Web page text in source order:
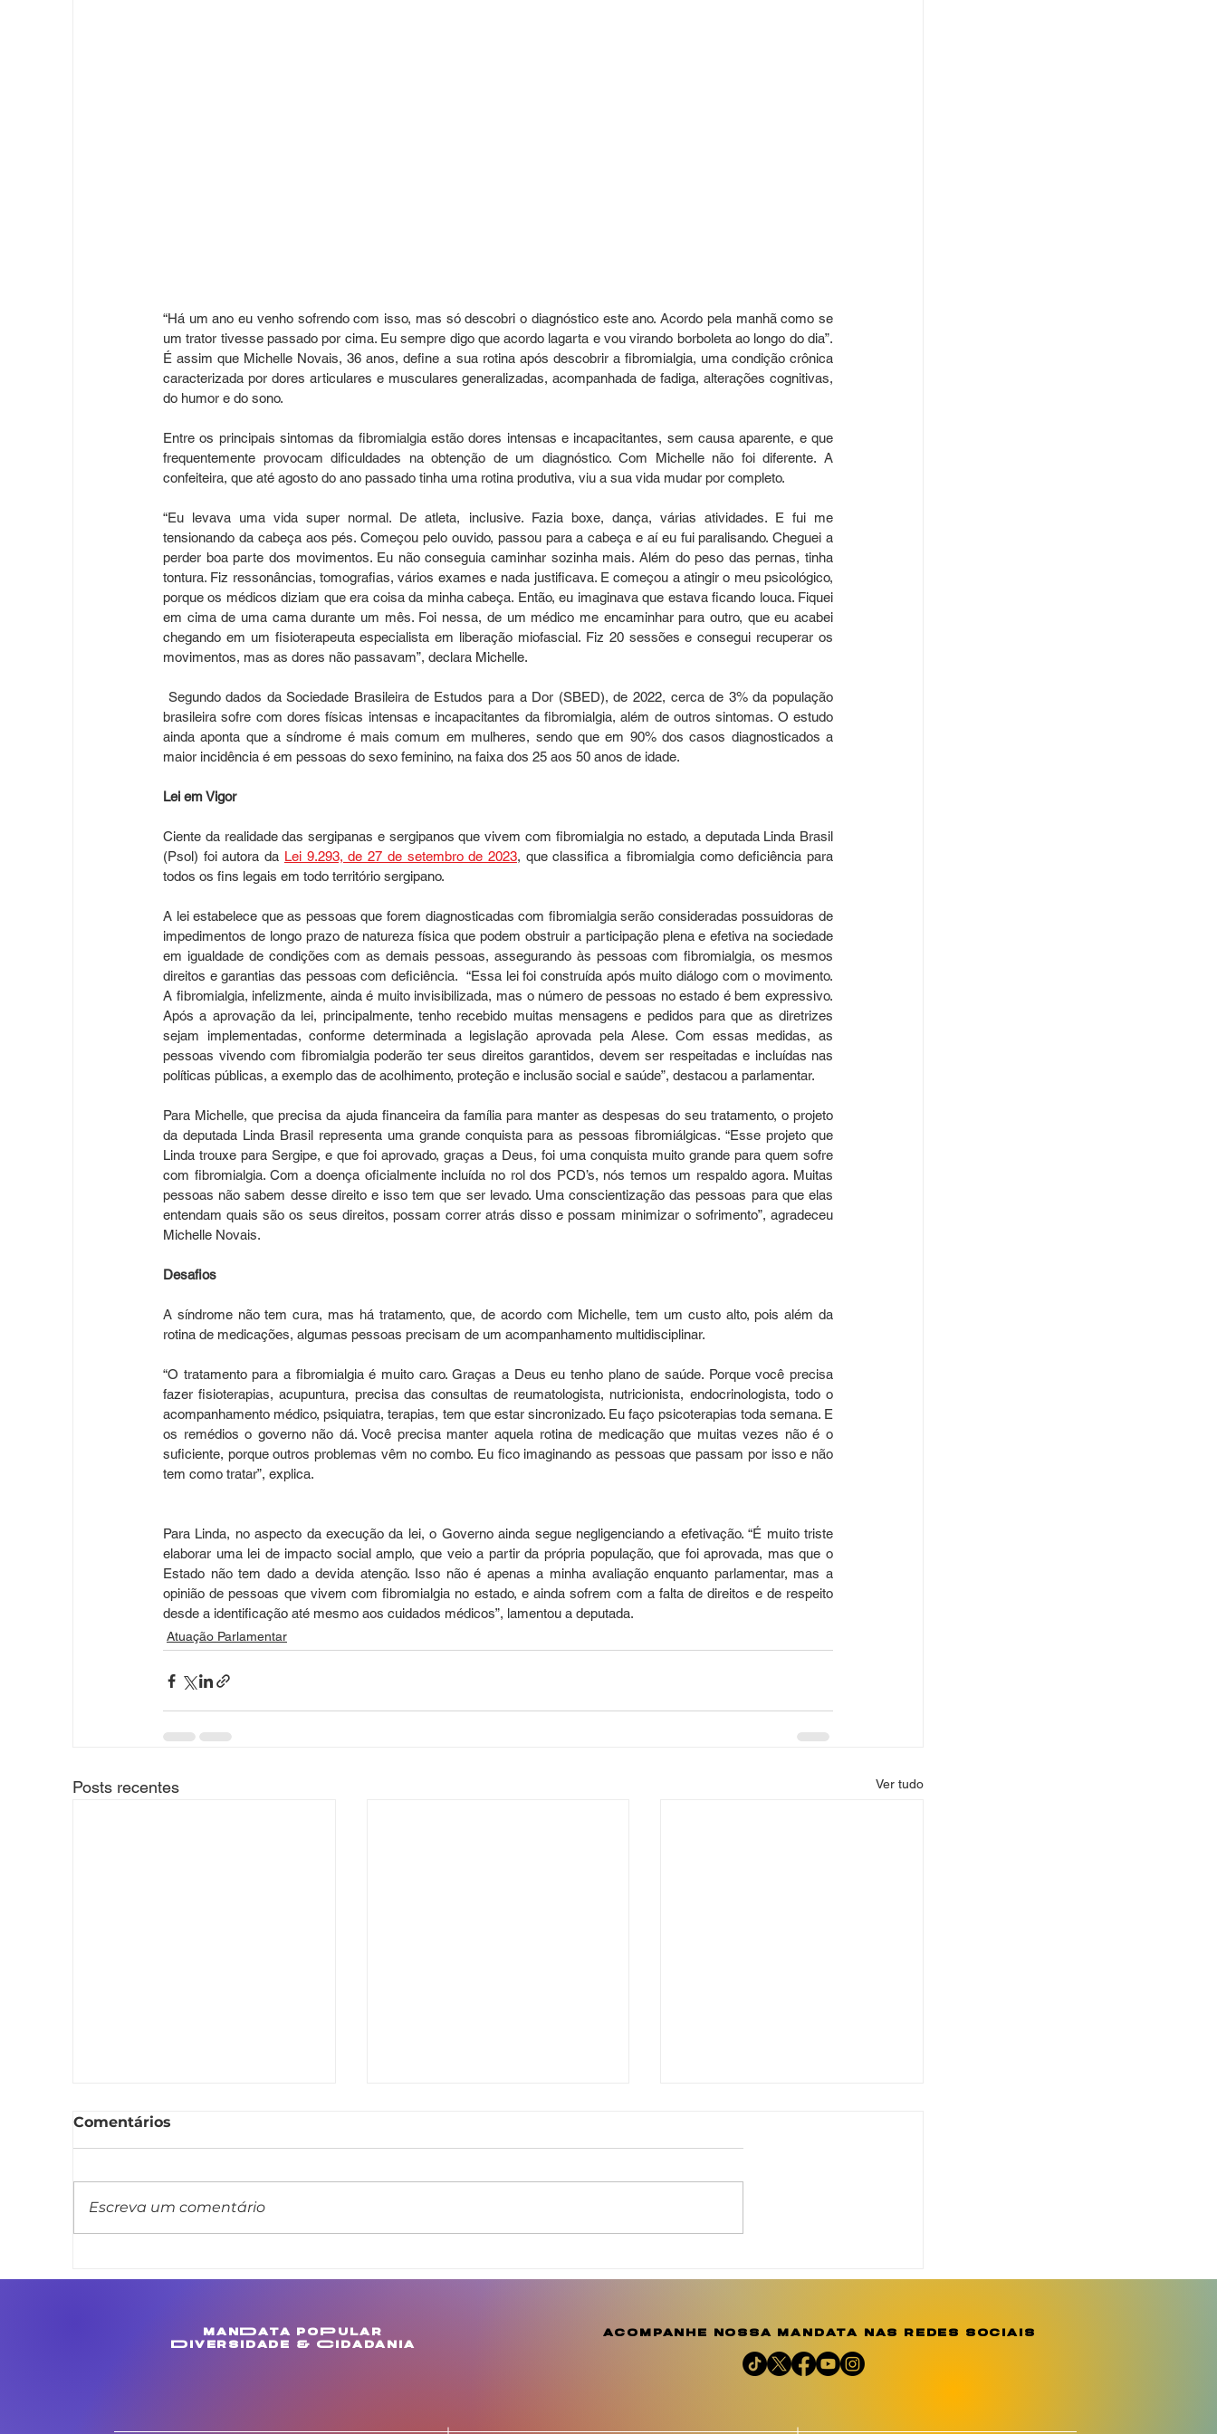
“Há um ano eu venho sofrendo com isso, mas só descobri o diagnóstico este ano. Acordo pela manhã como se
um trator tivesse passado por cima. Eu sempre digo que acordo lagarta e vou virando borboleta ao longo do dia”.
É assim que Michelle Novais, 36 anos, define a sua rotina após descobrir a fibromialgia, uma condição crônica
caracterizada por dores articulares e musculares generalizadas, acompanhada de fadiga, alterações cognitivas,
do humor e do sono.
Entre os principais sintomas da fibromialgia estão dores intensas e incapacitantes, sem causa aparente, e que
frequentemente provocam dificuldades na obtenção de um diagnóstico. Com Michelle não foi diferente. A
confeiteira, que até agosto do ano passado tinha uma rotina produtiva, viu a sua vida mudar por completo.
“Eu levava uma vida super normal. De atleta, inclusive. Fazia boxe, dança, várias atividades. E fui me
tensionando da cabeça aos pés. Começou pelo ouvido, passou para a cabeça e aí eu fui paralisando. Cheguei a
perder boa parte dos movimentos. Eu não conseguia caminhar sozinha mais. Além do peso das pernas, tinha
tontura. Fiz ressonâncias, tomografias, vários exames e nada justificava. E começou a atingir o meu psicológico,
porque os médicos diziam que era coisa da minha cabeça. Então, eu imaginava que estava ficando louca. Fiquei
em cima de uma cama durante um mês. Foi nessa, de um médico me encaminhar para outro, que eu acabei
chegando em um fisioterapeuta especialista em liberação miofascial. Fiz 20 sessões e consegui recuperar os
movimentos, mas as dores não passavam”, declara Michelle.
Segundo dados da Sociedade Brasileira de Estudos para a Dor (SBED), de 2022, cerca de 3% da população
brasileira sofre com dores físicas intensas e incapacitantes da fibromialgia, além de outros sintomas. O estudo
ainda aponta que a síndrome é mais comum em mulheres, sendo que em 90% dos casos diagnosticados a
maior incidência é em pessoas do sexo feminino, na faixa dos 25 aos 50 anos de idade.
Lei em Vigor
Ciente da realidade das sergipanas e sergipanos que vivem com fibromialgia no estado, a deputada Linda Brasil
(Psol) foi autora da Lei 9.293, de 27 de setembro de 2023, que classifica a fibromialgia como deficiência para
todos os fins legais em todo território sergipano.
A lei estabelece que as pessoas que forem diagnosticadas com fibromialgia serão consideradas possuidoras de
impedimentos de longo prazo de natureza física que podem obstruir a participação plena e efetiva na sociedade
em igualdade de condições com as demais pessoas, assegurando às pessoas com fibromialgia, os mesmos
direitos e garantias das pessoas com deficiência.  “Essa lei foi construída após muito diálogo com o movimento.
A fibromialgia, infelizmente, ainda é muito invisibilizada, mas o número de pessoas no estado é bem expressivo.
Após a aprovação da lei, principalmente, tenho recebido muitas mensagens e pedidos para que as diretrizes
sejam implementadas, conforme determinada a legislação aprovada pela Alese. Com essas medidas, as
pessoas vivendo com fibromialgia poderão ter seus direitos garantidos, devem ser respeitadas e incluídas nas
políticas públicas, a exemplo das de acolhimento, proteção e inclusão social e saúde”, destacou a parlamentar.
Para Michelle, que precisa da ajuda financeira da família para manter as despesas do seu tratamento, o projeto
da deputada Linda Brasil representa uma grande conquista para as pessoas fibromiálgicas. “Esse projeto que
Linda trouxe para Sergipe, e que foi aprovado, graças a Deus, foi uma conquista muito grande para quem sofre
com fibromialgia. Com a doença oficialmente incluída no rol dos PCD’s, nós temos um respaldo agora. Muitas
pessoas não sabem desse direito e isso tem que ser levado. Uma conscientização das pessoas para que elas
entendam quais são os seus direitos, possam correr atrás disso e possam minimizar o sofrimento”, agradeceu
Michelle Novais.
Desafios
A síndrome não tem cura, mas há tratamento, que, de acordo com Michelle, tem um custo alto, pois além da
rotina de medicações, algumas pessoas precisam de um acompanhamento multidisciplinar.
“O tratamento para a fibromialgia é muito caro. Graças a Deus eu tenho plano de saúde. Porque você precisa
fazer fisioterapias, acupuntura, precisa das consultas de reumatologista, nutricionista, endocrinologista, todo o
acompanhamento médico, psiquiatra, terapias, tem que estar sincronizado. Eu faço psicoterapias toda semana. E
os remédios o governo não dá. Você precisa manter aquela rotina de medicação que muitas vezes não é o
suficiente, porque outros problemas vêm no combo. Eu fico imaginando as pessoas que passam por isso e não
tem como tratar”, explica.
Para Linda, no aspecto da execução da lei, o Governo ainda segue negligenciando a efetivação. “É muito triste
elaborar uma lei de impacto social amplo, que veio a partir da própria população, que foi aprovada, mas que o
Estado não tem dado a devida atenção. Isso não é apenas a minha avaliação enquanto parlamentar, mas a
opinião de pessoas que vivem com fibromialgia no estado, e ainda sofrem com a falta de direitos e de respeito
desde a identificação até mesmo aos cuidados médicos”, lamentou a deputada.
Atuação Parlamentar
Posts recentes Ver tudo
projeto de lei que veda
estaduais
melhorias para
em Estância
a conscientização e
aleitamento humano
Comentários
Escreva um comentário
manData poPular
Diversidade & Cidadania
acompanhe nossa mandata nas redes sociais